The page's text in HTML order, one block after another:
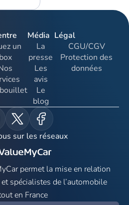
un
box
Média
La
presse
Les
avis
Le
blog
Légal
CGU/CGV
Protection des
données
sur les réseaux
permet la mise en relation
spécialistes de l’automobile
en France